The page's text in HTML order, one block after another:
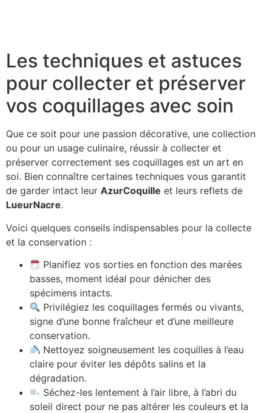
Les techniques et astuces
pour collecter et préserver
vos coquillages avec soin
Que ce soit pour une passion décorative, une collection
ou pour un usage culinaire, réussir à collecter et
préserver correctement ses coquillages est un art en
soi. Bien connaître certaines techniques vous garantit
de garder intact leur AzurCoquille et leurs reflets de
LueurNacre.
Voici quelques conseils indispensables pour la collecte
et la conservation :
Planifiez vos sorties en fonction des marées
basses, moment idéal pour dénicher des
spécimens intacts.
Privilégiez les coquillages fermés ou vivants,
signe d’une bonne fraîcheur et d’une meilleure
conservation.
Nettoyez soigneusement les coquilles à l’eau
claire pour éviter les dépôts salins et la
dégradation.
Séchez-les lentement à l’air libre, à l’abri du
soleil direct pour ne pas altérer les couleurs et la